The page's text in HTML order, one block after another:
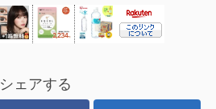
シェアする